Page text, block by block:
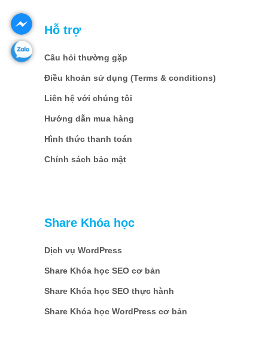
Hỗ trợ
Câu hỏi thường gặp
Điều khoản sử dụng (Terms & conditions)
Liên hệ với chúng tôi
Hướng dẫn mua hàng
Hình thức thanh toán
Chính sách bảo mật
Share Khóa học
Dịch vụ WordPress
Share Khóa học SEO cơ bản
Share Khóa học SEO thực hành
Share Khóa học WordPress cơ bản